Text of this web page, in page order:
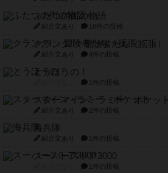
ふたつの街の物語
紹介文あり 18件の投稿
クランク! ：冒険者たち（拡張）
紹介文あり 4件の投稿
とうほうの！
1件の投稿
スターマイン・ラミー ポケット
紹介文あり 2件の投稿
海兵隊
紹介文あり 1件の投稿
スーパーストア3000
1件の投稿